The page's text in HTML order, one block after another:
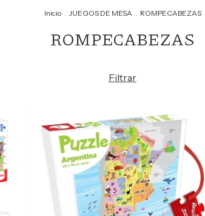
Inicio JUEGOS DE MESA ROMPECABEZAS
ROMPECABEZAS
Filtrar